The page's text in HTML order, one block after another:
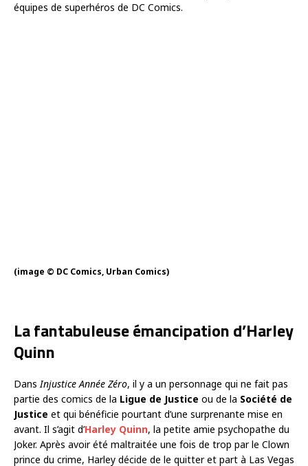
équipes de superhéros de DC Comics.
(image © DC Comics, Urban Comics)
La fantabuleuse émancipation d’Harley
Quinn
DansInjustice Année Zéro, il y a un personnage qui ne fait pas
partie des comics de la Ligue de Justice ou de la Société de
Justice et qui bénéficie pourtant d’une surprenante mise en
avant. Il s’agit d’Harley Quinn, la petite amie psychopathe du
Joker. Après avoir été maltraitée une fois de trop par le Clown
prince du crime, Harley décide de le quitter et part à Las Vegas